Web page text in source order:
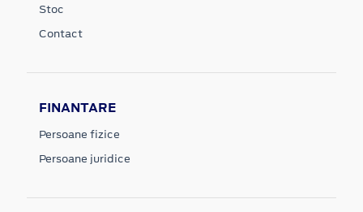
Stoc
Contact
FINANTARE
Persoane fizice
Persoane juridice